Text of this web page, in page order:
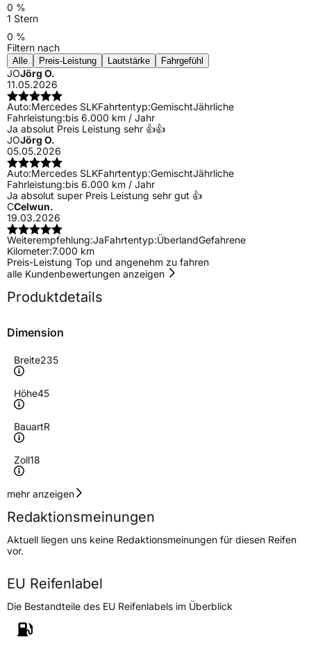
0 %
1 Stern
0 %
Filtern nach
Alle Preis-Leistung Lautstärke Fahrgefühl
JOJörg O.
11.05.2026
Auto:Mercedes SLKFahrtentyp:GemischtJährliche
Fahrleistung:bis 6.000 km / Jahr
Ja absolut Preis Leistung sehr 👍👍
JOJörg O.
05.05.2026
Auto:Mercedes SLKFahrtentyp:GemischtJährliche
Fahrleistung:bis 6.000 km / Jahr
Ja absolut super Preis Leistung sehr gut 👍
CCelwun.
19.03.2026
Weiterempfehlung:JaFahrtentyp:ÜberlandGefahrene
Kilometer:7.000 km
Preis-Leistung Top und angenehm zu fahren
alle Kundenbewertungen anzeigen
Produktdetails
Dimension
Breite235
Höhe45
BauartR
Zoll18
Geschwindigkeitsindex
Höchstgeschwindigkeit
210 km/h
Lastindex98
Höchstlast750 kg
Generelle Merkmale
Fahrzeugtyp
mehr anzeigen
Redaktionsmeinungen
Aktuell liegen uns keine Redaktionsmeinungen für diesen Reifen
vor.
EU Reifenlabel
Die Bestandteile des EU Reifenlabels im Überblick